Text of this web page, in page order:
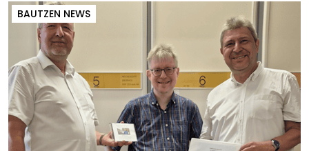
BAUTZEN NEWS